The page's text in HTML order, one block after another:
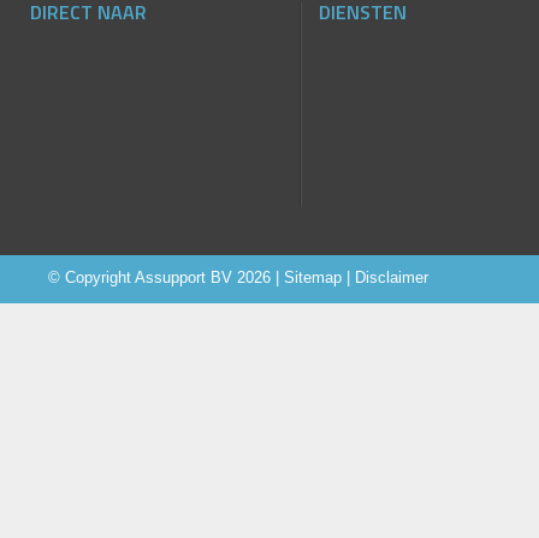
DIRECT NAAR DIENSTEN
© Copyright Assupport BV 2026 | Sitemap Disclaimer